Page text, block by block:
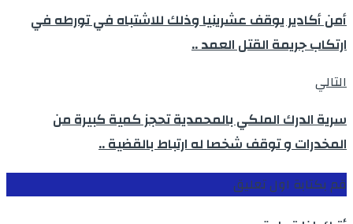
أمن أكادير يوقف عشرينيا وذلك للاشتباه في تورطه في
ارتكاب جريمة القتل العمد ..
التالي
سرية الدرك الملكي بالمحمدية تحجز كمية كبيرة من
المخدرات و توقف شخصا له ارتباط بالقضية ..
قم بكتابة اول تعليق